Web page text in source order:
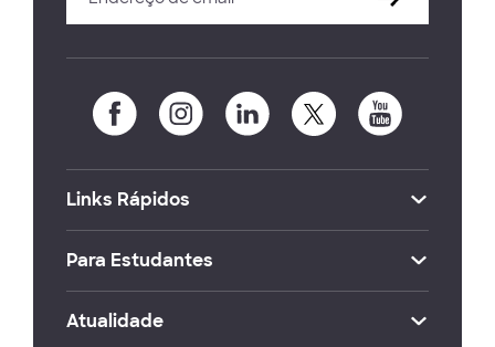
Links Rápidos
Para Estudantes
Atualidade